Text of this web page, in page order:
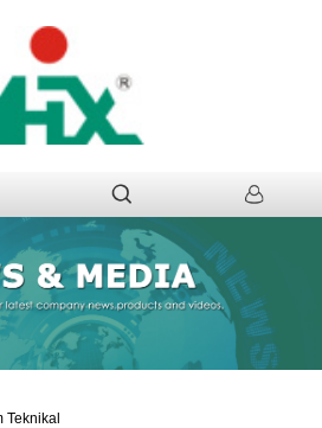
Teknikal